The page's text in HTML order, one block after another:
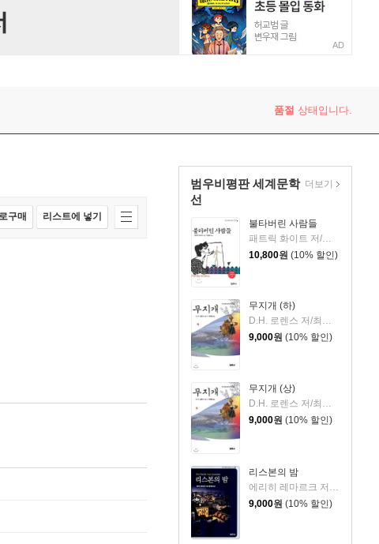
AD
품절 상태입니다.
범우비평판 세계문학
선
불타버린 사람들
패트릭 화이트 저/이종욱 역
10,800원 (10% 할인)
무지개 (하)
9,000원 (10% 할인)
무지개 (상)
D.H. 로렌스 저/최인자 역
9,000원 (10% 할인)
리스본의 밤
에리히 레마르크 저/홍경호 역
9,000원 (10% 할인)
더보기
구매 리스트에 넣기